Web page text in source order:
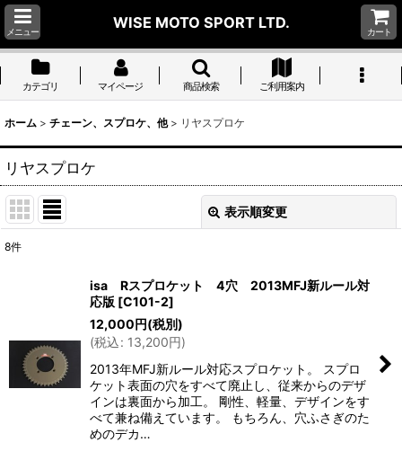
メニュー
WISE MOTO SPORT LTD.
カート
カテゴリ マイページ 商品検索 ご利用案内
ホーム > チェーン、スプロケ、他 > リヤスプロケ
リヤスプロケ
表示順変更
絞り込む
8件
isa Rスプロケット 4穴 2013MFJ新ルール対
応版 [C101-2]
12,000円(税別)
(税込: 13,200円)
2013年MFJ新ルール対応スプロケット。 スプロ
ケット表面の穴をすべて廃止し、従来からのデザ
インは裏面から加工。 剛性、軽量、デザインをす
べて兼ね備えています。 もちろん、穴ふさぎのた
めのデカ…